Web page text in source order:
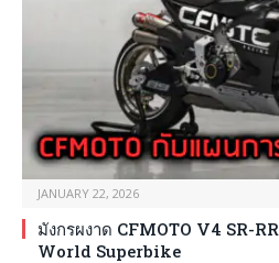
JANUARY 22, 2026
มังกรผงาด CFMOTO V4 SR-
World Superbike